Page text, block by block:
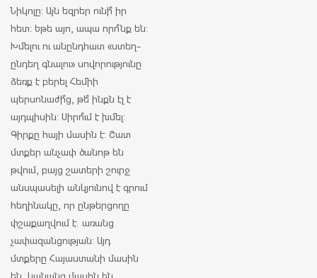
Նիկոլը: Այն եզրեր ունի՞ իր
հետ: Եթե այո, ապա որո՞նք են:
Խմելու ու անընդհատ «ստեղ-
ընդեղ գնալու» սովորությունը
ձեռք է բերել Հեմիի
պերսոնաժի՞ց, թե՞ ինքն էլ է
այդպիսին: Սիրո՞ւմ է խմել:
Գիրքը հայի մասին է: Շատ
մտքեր անչափ ծանոթ են
թվում, բայց շատերի շուրջ
անսպասելի անկյունով է գրում
հեղինակը, որ ընթերցողը
փշաքաղվում է. առանց
չափազանցության: Այդ
մտքերը Հայաստանի մասին